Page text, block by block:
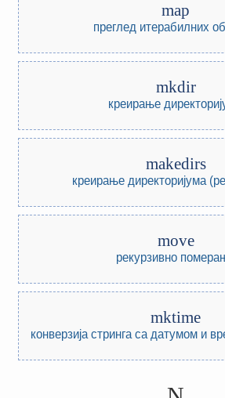
map
преглед итерабилних
mkdir
креирање
makedirs
креирање директоријума
move
рекурзивно
mktime
конверзија стринга са датумом и